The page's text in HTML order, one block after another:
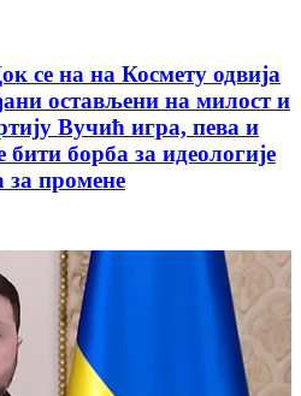
се на на Космету одвија
остављени на милост и
Вучић игра, пева и
бити борба за идеологије
за промене